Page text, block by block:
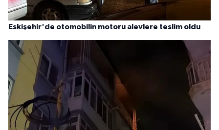
Eskişehir'de otomobilin motoru alevlere teslim oldu